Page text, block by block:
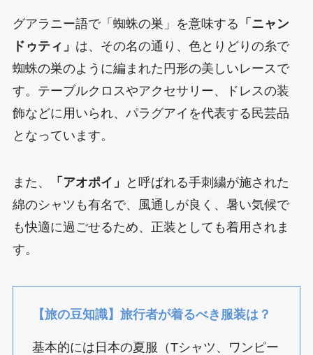
グアラニー語で「蜘蛛の巣」を意味する 「ニャン
ドゥティ」 は、その名の通り、色とりどりの糸で
蜘蛛の巣のように編まれた円形の美しいレースで
す。テーブルクロスやアクセサリー、ドレスの装
飾などに用いられ、パラグアイを代表する民芸品
となっています。
また、 「アオポイ」
と呼ばれる手刺繍が施された
綿のシャツも有名で、風通しが良く、暑い気候で
も快適に過ごせるため、正装としても着用されま
す。
【旅の豆知識】旅行者が着るべき服装は？
基本的には日本の夏服（Tシャツ、ワンピー